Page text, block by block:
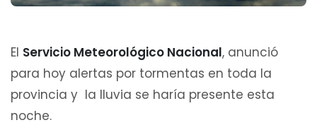
El Servicio Meteorológico Nacional, anunció
para hoy alertas por tormentas en toda la
provincia y la lluvia se haría presente esta
noche.